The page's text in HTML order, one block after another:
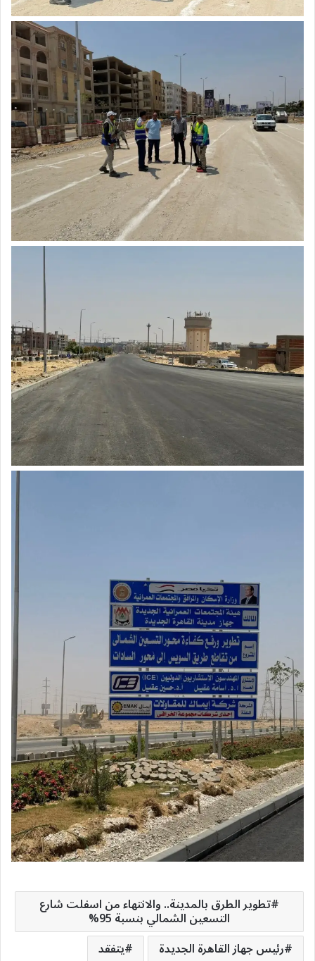
تطوير الطرق بالمدينة.. والانتهاء من اسفلت شارع
التسعين الشمالي بنسبة 95%
رئيس جهاز القاهرة الجديدة
يتفقد